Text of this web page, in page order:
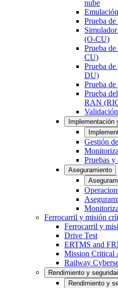
nube
Prueba de
(O-CU)
Prueba
CU)
Prueba
DU)
Prueba
Prueba
RAN
Implementación
Gestión
Pruebas
Aseguramiento
Ferrocarril y misión
Ferrocarril y
Drive Test
ERTMS and
Mission Critical
Railway
Rendimiento y
Rendimiento y